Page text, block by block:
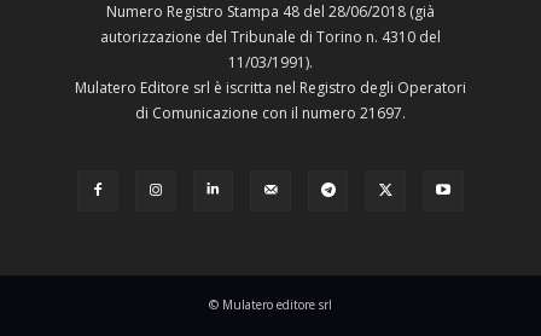
Numero Registro Stampa 48 del 28/06/2018 (già
autorizzazione del Tribunale di Torino n. 4310 del
11/03/1991).
Mulatero Editore srl è iscritta nel Registro degli Operatori
di Comunicazione con il numero 21697.
© Mulatero editore srl